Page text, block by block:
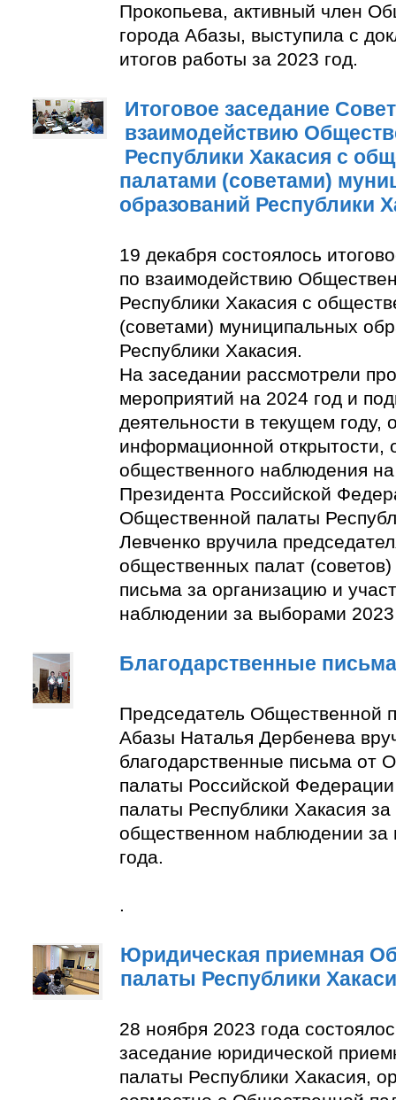
Прокопьева, активный член
города Абазы, выступила с
итогов работы за 2023 год.
Итоговое заседание
взаимодействию
Республики Хакасия с
палатами (советами)
образований Республики
19 декабря состоялось
по взаимодействию
Республики Хакасия с
(советами) муниципальных
Республики Хакасия.
На заседании рассмотрели
мероприятий на 2024 год и
деятельности в текущем году,
информационной открытости,
общественного наблюдения
Президента Российской
Общественной палаты
Левченко вручила
общественных палат
письма за организацию и
наблюдении за выборами 2023
Благодарственные письма
Председатель Общественной
Абазы Наталья Дербенева
благодарственные письма от
палаты Российской
палаты Республики Хакасия за
общественном наблюдении за
года.
.
Юридическая приемная
палаты Республики
28 ноября 2023 года
заседание юридической
палаты Республики Хакасия,